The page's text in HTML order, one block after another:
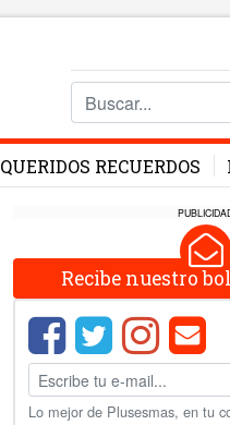
QUERIDOS RECUERDOS
Recibe nuestro
Lo mejor de Plusesmas, en tu